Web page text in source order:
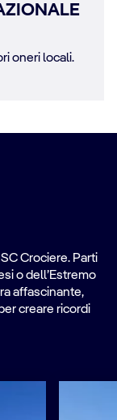
oneri locali.
Crociere. Parti
o dell’Estremo
affascinante,
creare ricordi